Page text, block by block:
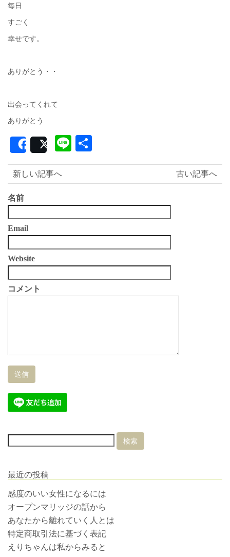
毎日
すごく
幸せです。
ありがとう・・
出会ってくれて
ありがとう
SharePost Line
有
古い記事へ
新しい記事へ
名前
Email
Website
コメント
最近の投稿
感度のいい女性になるには
オープンマリッジの話から
あなたから離れていく人とは
特定商取引法に基づく表記
えりちゃんは私からみると